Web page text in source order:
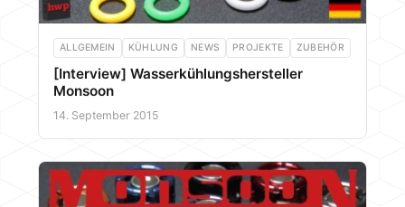
ALLGEMEIN KÜHLUNG NEWS PROJEKTE ZUBEHÖR
[Interview] Wasserkühlungshersteller
Monsoon
14. September 2015